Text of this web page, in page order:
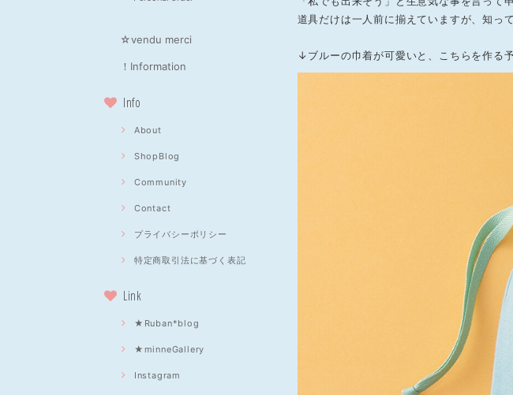
☆vendu merci
！Information
Info
About
ShopBlog
Community
Contact
プライバシーポリシー
特定商取引法に基づく表記
Link
★Ruban*blog
★minneGallery
Instagram
道具だけは一人前に揃えていますが、知っ
↓ブルーの巾着が可愛いと、こちらを作る